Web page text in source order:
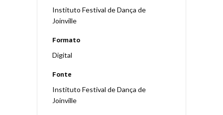
Instituto Festival de Dança de
Joinville
Formato
Digital
Fonte
Instituto Festival de Dança de
Joinville